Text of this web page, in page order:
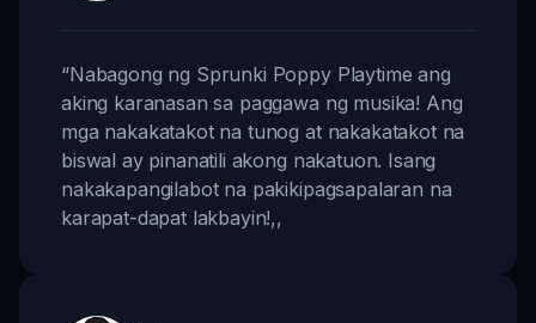
“Nabagong ng Sprunki Poppy Playtime ang
aking karanasan sa paggawa ng musika! Ang
mga nakakatakot na tunog at nakakatakot na
biswal ay pinanatili akong nakatuon. Isang
nakakapangilabot na pakikipagsapalaran na
karapat-dapat lakbayin!,,